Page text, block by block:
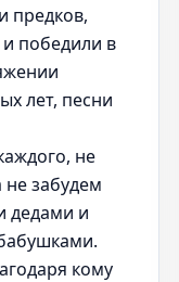
предков,
победили в
лет, песни
не
забудем
дедами и
кому